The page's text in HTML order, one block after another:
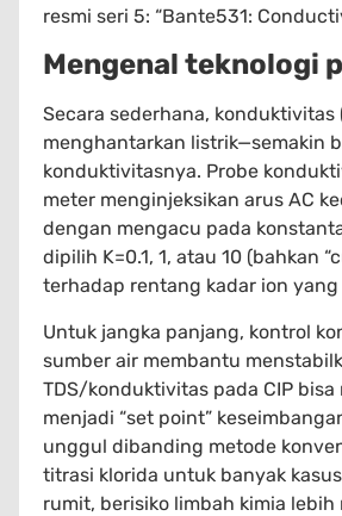
resmi seri 5: “Bante531:
Mengenal teknologi
Secara sederhana,
menghantarkan listrik—semakin
konduktivitasnya. Probe
meter menginjeksikan arus AC
dengan mengacu pada
dipilih K=0.1, 1, atau 10 (bahkan
terhadap rentang kadar ion yang
Untuk jangka panjang, kontrol
sumber air membantu
TDS/konduktivitas pada CIP
menjadi “set point”
unggul dibanding metode
titrasi klorida untuk banyak
rumit, berisiko limbah kimia